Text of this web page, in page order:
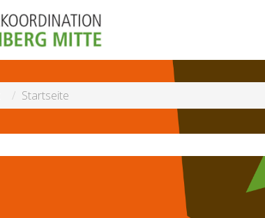
Startseite